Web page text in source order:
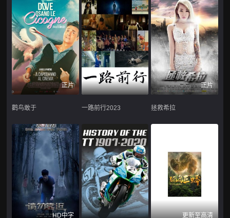
正片
鹳鸟敢于 一路前行2023
正片
拯救希拉
HD中字 更新至高清